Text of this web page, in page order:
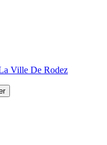
Ville De Rodez